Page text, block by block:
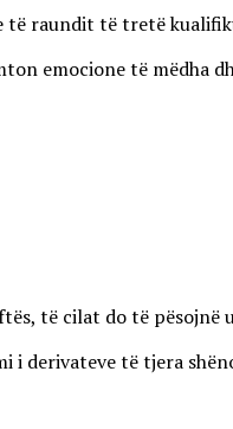
raundit të tretë
emocione të
të cilat do të
derivateve të tjera